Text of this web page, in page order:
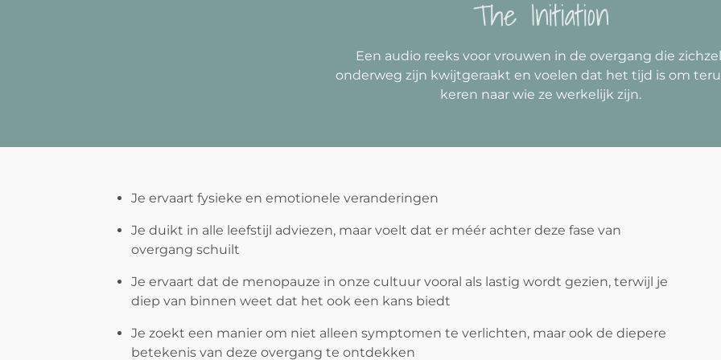
The Initiation
Een audio reeks voor vrouwen in de overgang die
onderweg zijn kwijtgeraakt en voelen dat het tijd is om
keren naar wie ze werkelijk zijn.
Je ervaart fysieke en emotionele veranderingen
Je duikt in alle leefstijl adviezen, maar voelt dat er méér achter deze fase van
overgang schuilt
Je ervaart dat de menopauze in onze cultuur vooral als lastig wordt gezien, terwijl je
diep van binnen weet dat het ook een kans biedt
Je zoekt een manier om niet alleen symptomen te verlichten, maar ook de diepere
betekenis van deze overgang te ontdekken